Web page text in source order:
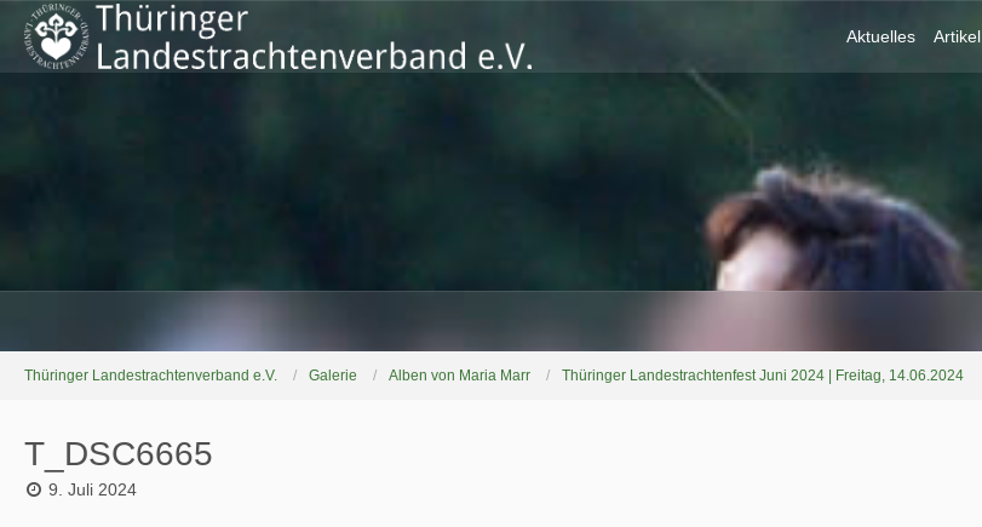
Aktuelles Artikel
Thüringer Landestrachtenverband e.V. Galerie Alben von Maria Marr Thüringer Landestrachtenfest Juni 2024 | Freitag, 14.06.2024
T_DSC6665
9. Juli 2024